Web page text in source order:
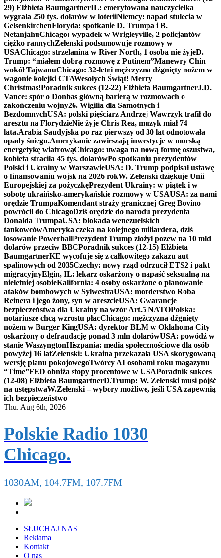
29) Elżbieta BaumgartnerIL: emerytowana nauczycielka
wygrała 250 tys. dolarów w loteriiNiemcy: napad stulecia w
GelsenkirchenFloryda: spotkanie D. Trumpa i B.
NetanjahuChicago: wypadek w Wrigleyville, 2 policjantów
ciężko rannychZełenski podsumowuje rozmowy w
USAChicago: strzelanina w River North, 1 osoba nie żyjeD.
Trump: “miałem dobrą rozmowę z Putinem”Manewry Chin
wokół TajwanuChicago: 32-letni mężczyzna dźgnięty nożem w
wagonie kolejki CTAWesołych Świąt! Merry
Christmas!Poradnik sukces (12-22) Elżbieta BaumgartnerJ.D.
Vance: spór o Donbas główną barierą w rozmowach o
zakończeniu wojny26. Wigilia dla Samotnych i
BezdomnychUSA: polski pięściarz Andrzej Wawrzyk trafił do
aresztu na FlorydzieNie żyje Chris Rea, muzyk miał 74
lata.Arabia Saudyjska po raz pierwszy od 30 lat odnotowała
opady śniegu.Amerykanie zawieszają inwestycje w morską
energetykę wiatrowąChicago: uwaga na nową formę oszustwa,
kobieta straciła 45 tys. dolarówPo spotkaniu prezydentów
Polski i Ukrainy w WarszawieUSA: D. Trump podpisał ustawę
o finansowaniu wojsk na 2026 rokW. Zełenski dziękuje Unii
Europejskiej za pożyczkęPrezydent Ukrainy: w piątek i w
sobotę ukraińsko-amerykańskie rozmowy w USAUSA: za nami
orędzie TrumpaKomendant straży granicznej Greg Bovino
powrócił do ChicagoDziś orędzie do narodu prezydenta
Donalda TrumpaUSA: blokada wenezuelskich
tankowcówAmeryka czeka na kolejnego miliardera, dziś
losowanie PowerballPrezydent Trump złożył pozew na 10 mld
dolarów przeciw BBCPoradnik sukces (12-15) Elżbieta
BaumgartnerKE wycofuje się z całkowitego zakazu aut
spalinowych od 2035Czechy: nowy rząd odrzucił ETS2 i pakt
migracyjnyElgin, IL: lekarz oskarżony o napaść seksualną na
nieletniej osobieKalifornia: 4 osoby oskarżone o planowanie
ataków bombowych w SylwestraUSA: morderstwo Roba
Reinera i jego żony, syn w areszcieUSA: Gwarancje
bezpieczeństwa dla Ukrainy na wzór Art.5 NATOPolska:
notariusze chcą wzrostu płacChicago: mężczyzna dźgnięty
nożem w Burger KingUSA: dyrektor BLM w Oklahoma City
oskarżony o defraudację ponad 3 mln dolarówUSA: powódź w
stanie WaszyngtonHiszpania: media społecznościowe dla osób
powyżej 16 latZełenski: Ukraina przekazała USA skorygowaną
wersję planu pokojowegoTwórcy AI osobami roku magazynu
“Time”FED obniża stopy procentowe w USAPoradnik sukces
(12-08) Elżbieta BaumgartnerD.Trump: W. Zełenski musi pójść
na ustępstwaW.Zełenski – wybory możliwe, jeśli USA zapewnią
ich bezpieczeństwo
Thu. Aug 6th, 2026
Polskie Radio 1030
Chicago.
1030AM, 104.7FM, 107.7FM
SŁUCHAJ NAS
Reklama
Kontakt
O nas